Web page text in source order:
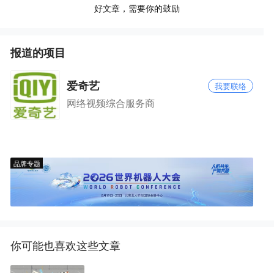
好文章，需要你的鼓励
报道的项目
爱奇艺 我要联络
网络视频综合服务商
品牌专题
你可能也喜欢这些文章